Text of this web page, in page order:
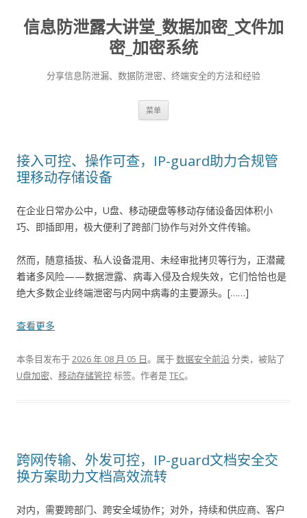
信息防泄露大讲堂_数据加密_文件加
密_加密系统
分享信息防泄漏、数据防泄密、终端安全的方法和经验
菜单
接入可控、操作可查，IP-guard助力合规管
理移动存储设备
在企业日常办公中，U盘、移动硬盘等移动存储设备因体积小
巧、即插即用，极大便利了跨部门协作与对外文件传输。
然而，随意插拔、私人设备混用、未经审批拷贝等行为，正潜藏
着诸多风险——数据泄露、病毒入侵及合规失效，它们恰恰也是
绝大多数企业终端泄密与内网中病毒的主要源头。[……]
查看更多
本条目发布于2026 年 08 月 05 日。属于数据安全前沿分类，被贴了
U盘加密、 移动存储管控标签。 作者是TEC。
跨网传输、外发可控，IP-guard文档安全交
换方案助力文档高效流转
对内，需要跨部门、跨安全域协作；对外，持续和供应商、客户